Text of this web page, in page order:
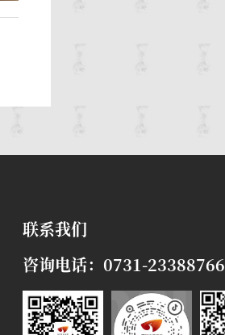
联系我们
咨询电话：0731-23388766